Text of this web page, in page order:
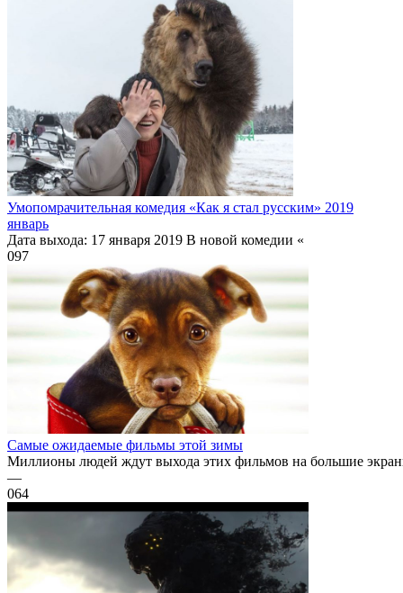
Умопомрачительная комедия «Как я стал русским» 2019
январь
Дата выхода: 17 января 2019 В новой комедии «
097
Самые ожидаемые фильмы этой зимы
Миллионы людей ждут выхода этих фильмов на большие
—
064